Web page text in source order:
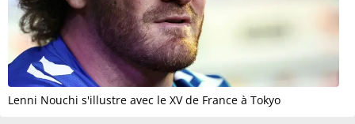
Lenni Nouchi s'illustre avec le XV de France à Tokyo